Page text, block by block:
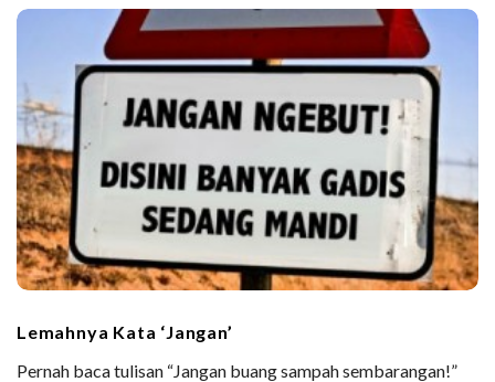
Lemahnya Kata ‘Jangan’
Pernah baca tulisan “Jangan buang sampah sembarangan!”